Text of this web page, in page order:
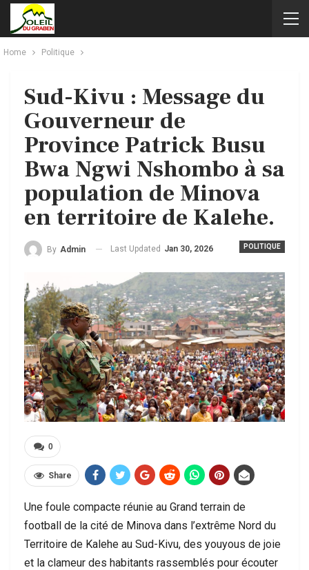
Home Politique
Sud-Kivu : Message du
Gouverneur de
Province Patrick Busu
Bwa Ngwi Nshombo à sa
population de Minova
en territoire de Kalehe.
POLITIQUE
By Admin Last Updated Jan 30, 2026
0
Share
Une foule compacte réunie au Grand terrain de
football de la cité de Minova dans l’extrême Nord du
Territoire de Kalehe au Sud-Kivu, des youyous de joie
et la clameur des habitants rassemblés pour écouter